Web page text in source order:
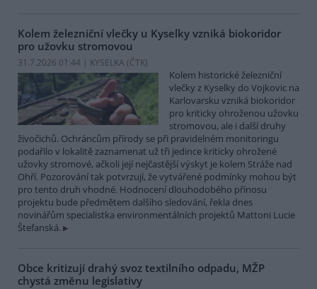
Kolem železniční vlečky u Kyselky vzniká biokoridor
pro užovku stromovou
31.7.2026 01:44 | KYSELKA (ČTK)
Kolem historické železniční
vlečky z Kyselky do Vojkovic na
Karlovarsku vzniká biokoridor
pro kriticky ohroženou užovku
stromovou, ale i další druhy
živočichů. Ochráncům přírody se při pravidelném monitoringu
podařilo v lokalitě zaznamenat už tři jedince kriticky ohrožené
užovky stromové, ačkoli její nejčastější výskyt je kolem Stráže nad
Ohří. Pozorování tak potvrzují, že vytvářené podmínky mohou být
pro tento druh vhodné. Hodnocení dlouhodobého přínosu
projektu bude předmětem dalšího sledování, řekla dnes
novinářům specialistka environmentálních projektů Mattoni Lucie
Štefanská.
Obce kritizují drahý svoz textilního odpadu, MŽP
chystá změnu legislativy